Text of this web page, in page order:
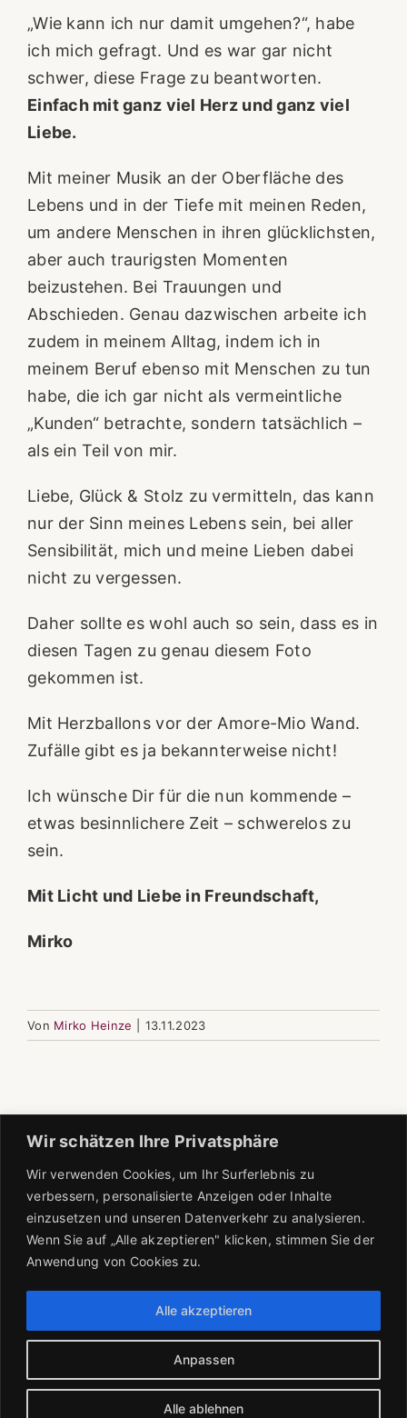
Wir schätzen Ihre Privatsphäre
Wir verwenden Cookies, um Ihr Surferlebnis zu
verbessern, personalisierte Anzeigen oder Inhalte
einzusetzen und unseren Datenverkehr zu analysieren.
Wenn Sie auf „Alle akzeptieren" klicken, stimmen Sie der
Anwendung von Cookies zu.
Anpassen
Alle ablehnen
Alle akzeptieren
„Wie kann ich nur damit umgehen?“, habe
ich mich gefragt. Und es war gar nicht
schwer, diese Frage zu beantworten.
Einfach mit ganz viel Herz und ganz viel
Liebe.
Mit meiner Musik an der Oberfläche des
Lebens und in der Tiefe mit meinen Reden,
um andere Menschen in ihren glücklichsten,
aber auch traurigsten Momenten
beizustehen. Bei Trauungen und
Abschieden. Genau dazwischen arbeite ich
zudem in meinem Alltag, indem ich in
meinem Beruf ebenso mit Menschen zu tun
habe, die ich gar nicht als vermeintliche
„Kunden“ betrachte, sondern tatsächlich –
als ein Teil von mir.
Liebe, Glück & Stolz zu vermitteln, das kann
nur der Sinn meines Lebens sein, bei aller
Sensibilität, mich und meine Lieben dabei
nicht zu vergessen.
Daher sollte es wohl auch so sein, dass es in
diesen Tagen zu genau diesem Foto
gekommen ist.
Mit Herzballons vor der Amore-Mio Wand.
Zufälle gibt es ja bekannterweise nicht!
Ich wünsche Dir für die nun kommende –
etwas besinnlichere Zeit – schwerelos zu
sein.
Mit Licht und Liebe in Freundschaft,
Mirko
Von Mirko Heinze 13.11.2023
FacebookInstagram
SpotifyApple